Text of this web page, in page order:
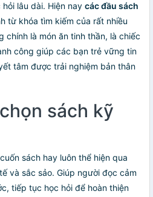
lâu dài. Hiện nay các đầu sách
từ khóa tìm kiếm của rất nhiều
chính là món ăn tinh thần, là chiếc
công giúp các bạn trẻ vững tin
tâm được trải nghiệm bản thân
sách kỹ
sách hay luôn thể hiện qua
và sắc sảo. Giúp người đọc cảm
tiếp tục học hỏi để hoàn thiện